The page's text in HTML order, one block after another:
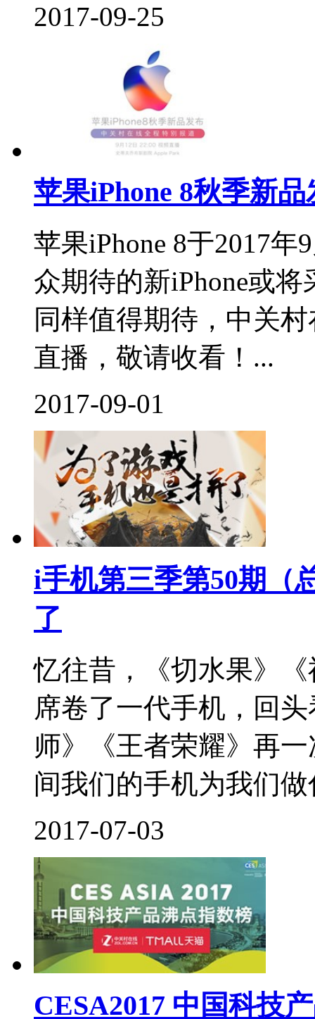
2017-09-25
苹果iPhone 8秋季新
苹果iPhone 8于2017
众期待的新iPhone或
同样值得期待，中关
直播，敬请收看！...
2017-09-01
i手机第三季第50期（
了
忆往昔，《切水果》
席卷了一代手机，回
师》《王者荣耀》再
间我们的手机为我们
2017-07-03
CESA2017 中国科技